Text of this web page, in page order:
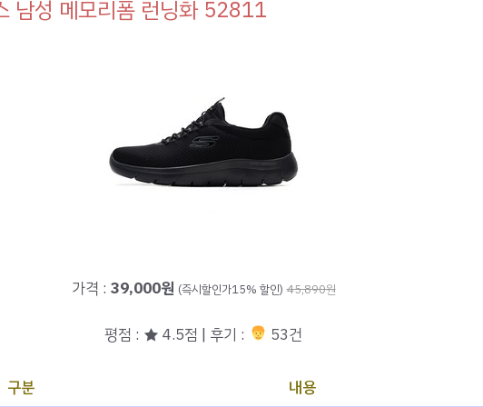
남성 메모리폼 런닝화 52811
가격 : 39,000원 (즉시할인가15% 할인) 45,890원
평점 : ★ 4.5점 | 후기 : 53건
구분 내용